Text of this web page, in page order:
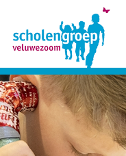
home
wij zijn